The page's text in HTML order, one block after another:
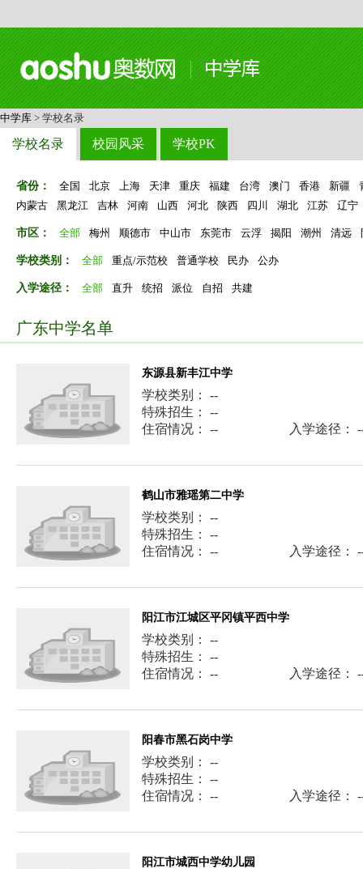
中学库 > 学校名录
学校名录 校园风采 学校PK
省份： 全国 北京 上海 天津 重庆 福建 台湾 澳门 香港 新疆
内蒙古
黑龙江 吉林 河南 山西 河北 陕西 四川 湖北 江苏 辽宁
市区： 全部 梅州 顺德市 中山市 东莞市 云浮 揭阳 潮州 清远
学校类别： 全部 重点/示范校 普通学校 民办 公办
入学途径： 全部 直升 统招 派位 自招 共建
广东中学名单
东源县新丰江中学
学校类别： --
特殊招生： --
住宿情况： --
入学途径：
鹤山市雅瑶第二中学
学校类别： --
特殊招生： --
住宿情况： --
入学途径：
阳江市江城区平冈镇平西中学
学校类别： --
特殊招生： --
住宿情况： --
入学途径：
阳春市黑石岗中学
学校类别： --
特殊招生： --
住宿情况： --
入学途径：
阳江市城西中学幼儿园